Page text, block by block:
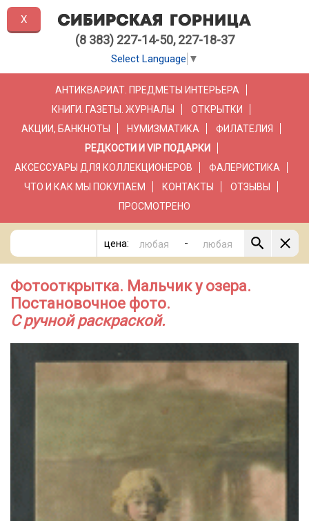
(8 383) 227-14-50, 227-18-37
Select Language ▼
АНТИКВАРИАТ. ПРЕДМЕТЫ ИНТЕРЬЕРА
КНИГИ. ГАЗЕТЫ. ЖУРНАЛЫ
ОТКРЫТКИ
АКЦИИ, БАНКНОТЫ
НУМИЗМАТИКА
ФИЛАТЕЛИЯ
РЕДКОСТИ И VIP ПОДАРКИ
АКСЕССУАРЫ ДЛЯ КОЛЛЕКЦИОНЕРОВ
ФАЛЕРИСТИКА
ЧТО И КАК МЫ ПОКУПАЕМ
КОНТАКТЫ
ОТЗЫВЫ
ПРОСМОТРЕНО
цена: -
Фотооткрытка. Мальчик у озера.
Постановочное фото.
С ручной раскраской.
X